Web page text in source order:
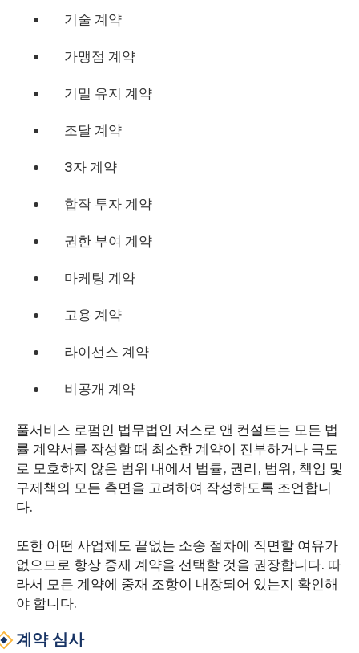
기술 계약
가맹점 계약
기밀 유지 계약
조달 계약
3자 계약
합작 투자 계약
권한 부여 계약
마케팅 계약
고용 계약
라이선스 계약
비공개 계약
풀서비스 로펌인 법무법인 저스로 앤 컨설트는 모든 법
률 계약서를 작성할 때 최소한 계약이 진부하거나 극도
로 모호하지 않은 범위 내에서 법률, 권리, 범위, 책임 및
구제책의 모든 측면을 고려하여 작성하도록 조언합니
다.
또한 어떤 사업체도 끝없는 소송 절차에 직면할 여유가
없으므로 항상 중재 계약을 선택할 것을 권장합니다. 따
라서 모든 계약에 중재 조항이 내장되어 있는지 확인해
야 합니다.
계약 심사